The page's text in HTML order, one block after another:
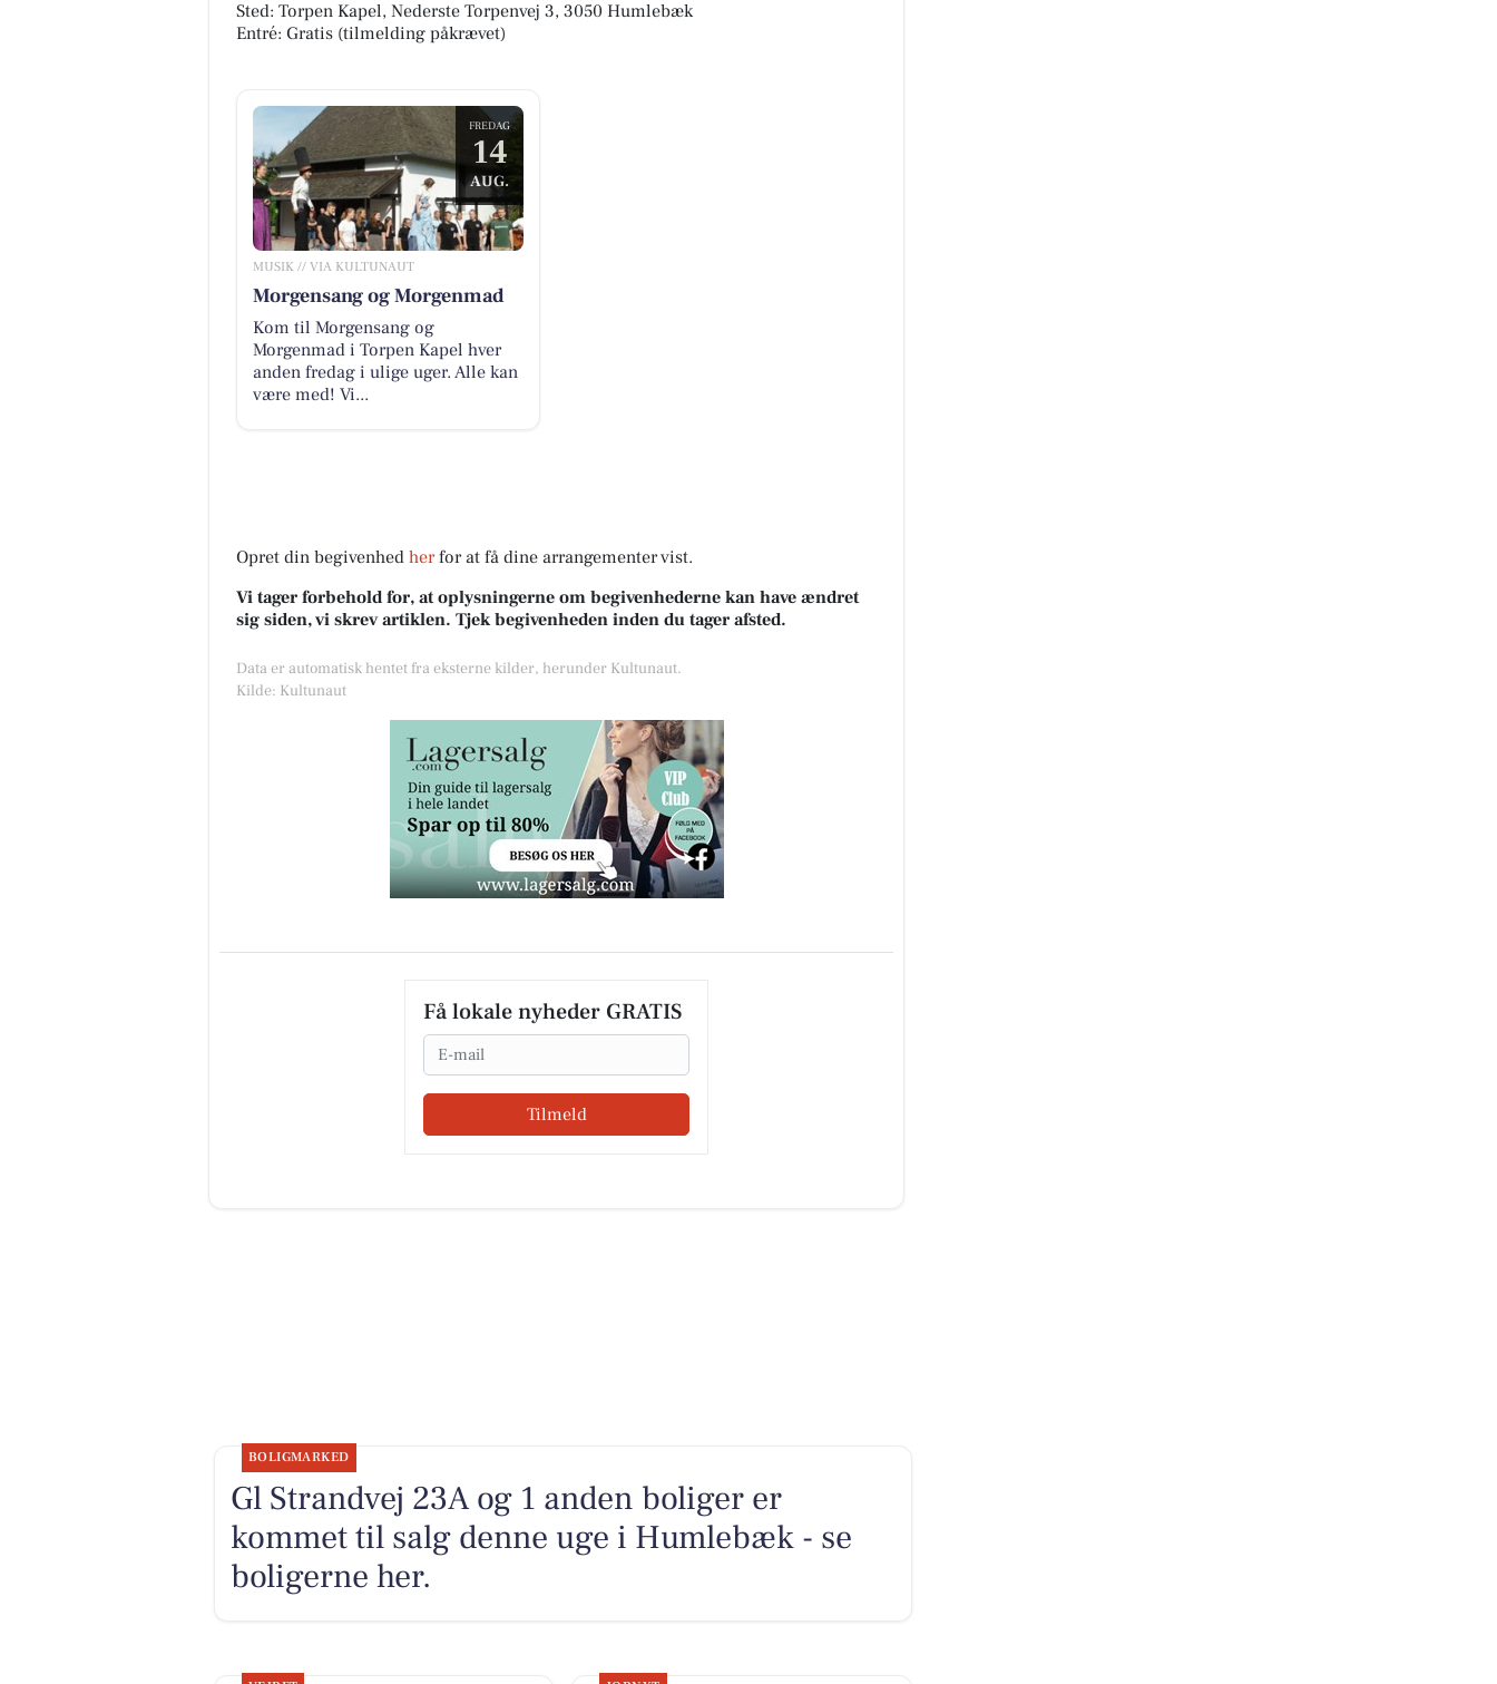
Sted: Torpen Kapel, Nederste Torpenvej 3, 3050 Humlebæk
Entré: Gratis (tilmelding påkrævet)
FREDAG
14
AUG.
MUSIK // VIA KULTUNAUT
Morgensang og Morgenmad
Kom til Morgensang og
Morgenmad i Torpen Kapel hver
anden fredag i ulige uger. Alle kan
være med! Vi...
Opret din begivenhed herfor at få dine arrangementer vist.
Vi tager forbehold for, at oplysningerne om begivenhederne kan have ændret
sig siden, vi skrev artiklen. Tjek begivenheden inden du tager afsted.
Data er automatisk hentet fra eksterne kilder, herunder Kultunaut.
Kilde: Kultunaut
Få lokale nyheder GRATIS
Email
Tilmeld
BOLIGMARKED
Gl Strandvej 23A og 1 anden boliger er
kommet til salg denne uge i Humlebæk - se
boligerne her.